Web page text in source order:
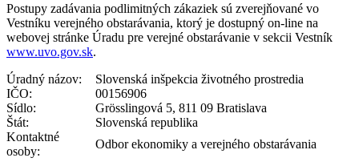
Postupy zadávania podlimitných zákaziek sú zverejňované vo
Vestníku verejného obstarávania, ktorý je dostupný on-line na
webovej stránke Úradu pre verejné obstarávanie v sekcii Vestník
www.uvo.gov.sk.
Úradný názov:
Slovenská inšpekcia životného prostredia
IČO:
00156906
Sídlo:
Grösslingová 5, 811 09 Bratislava
Štát:
Slovenská republika
Kontaktné
osoby:
Odbor ekonomiky a verejného obstarávania